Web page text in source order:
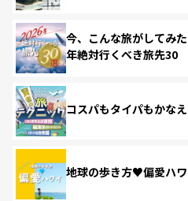
今、こんな旅がしてみ
年絶対行くべき旅先30
コスパもタイパもかな
地球の歩き方♥偏愛ハ